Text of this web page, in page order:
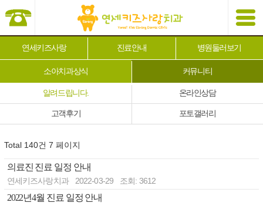
연세키즈사랑 진료안내 병원둘러보기
소아치과상식 커뮤니티
알려드립니다. 온라인상담
고객후기 포토갤러리
Total 140건 7 페이지
의료진 진료 일정 안내
연세키즈사랑치과 2022-03-29 조회: 3612
2022년4월 진료 일정 안내